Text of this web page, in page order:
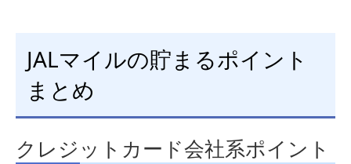
JALマイルの貯まるポイント
まとめ
クレジットカード会社系ポイント